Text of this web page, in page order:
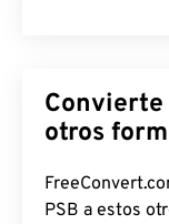
Convierte
otros
PSB a estos